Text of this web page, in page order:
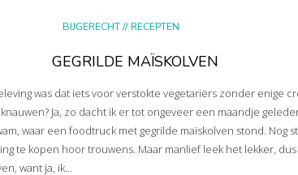
BIJGERECHT//RECEPTEN
GEGRILDE MAÏSKOLVEN
was dat iets voor verstokte vegetariërs zonder enige
Ja, zo dacht ik er tot ongeveer een maandje
waar een foodtruck met gegrilde maïskolven stond. Nog
te kopen hoor trouwens. Maar manlief leek het lekker,
want ja, ik...